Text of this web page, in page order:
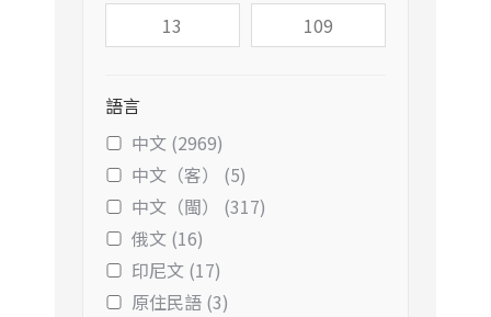
語言
中文 (2969)
中文（客） (5)
中文（閩） (317)
俄文 (16)
印尼文 (17)
原住民語 (3)